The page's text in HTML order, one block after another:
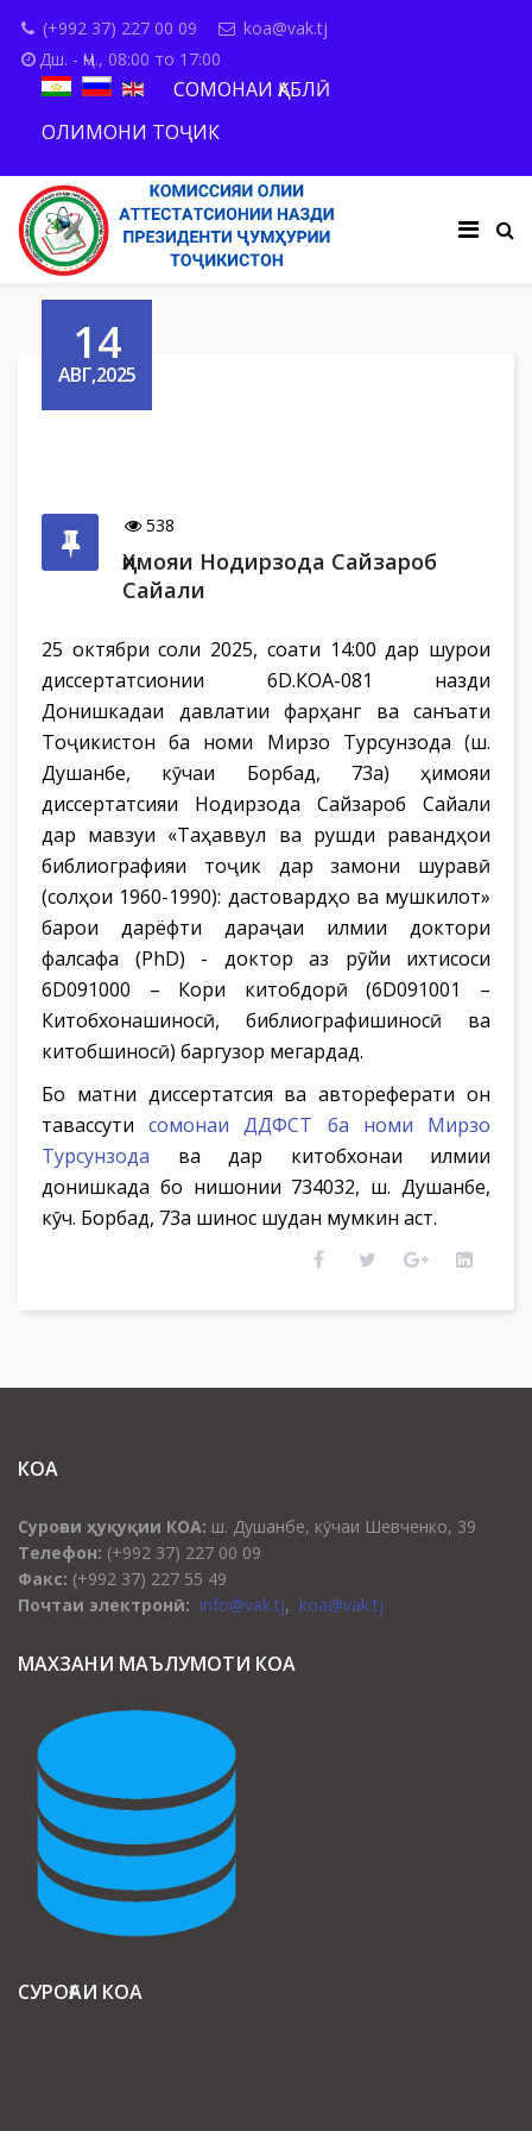
(+992 37) 227 00 09
koa@vak.tj
Дш. - Ҷм., 08:00 то 17:00
СОМОНАИ ҚАБЛӢ
ОЛИМОНИ ТОҶИК
14
АВГ,2025
538
Ҳимояи Нодирзода Сайзароб
Сайали
25 октябри соли 2025, соати 14:00 дар шурои
диссертатсионии 6D.КОА-081 назди
Донишкадаи давлатии фарҳанг ва санъати
Тоҷикистон ба номи Мирзо Турсунзода (ш.
Душанбе, кӯчаи Борбад, 73а) ҳимояи
диссертатсияи Нодирзода Сайзароб Сайали
дар мавзуи «Таҳаввул ва рушди равандҳои
библиографияи тоҷик дар замони шуравӣ
(солҳои 1960-1990): дастовардҳо ва мушкилот»
барои дарёфти дараҷаи илмии доктори
фалсафа (PhD) - доктор аз рӯйи ихтисоси
6D091000 – Кори китобдорӣ (6D091001 –
Китобхонашиносӣ, библиографишиносӣ ва
китобшиносӣ) баргузор мегардад.
Бо матни диссертатсия ва автореферати он
тавассутисомонаи ДДФСТ ба номи Мирзо
Турсунзода ва дар китобхонаи илмии
донишкада бо нишонии 734032, ш. Душанбе,
кӯч. Борбад, 73а шинос шудан мумкин аст.
КОА
Суроғаи ҳуқуқии КОА: ш. Душанбе, кӯчаи Шевченко, 39
Телефон: (+992 37) 227 00 09
Факс: (+992 37) 227 55 49
Почтаи электронӣ: info@vak.tj, koa@vak.tj
МАХЗАНИ МАЪЛУМОТИ КОА
СУРОҒАИ КОА